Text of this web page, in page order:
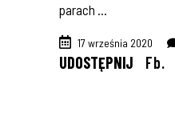
parach
17 września 2020
UDOSTĘPNIJ Fb.